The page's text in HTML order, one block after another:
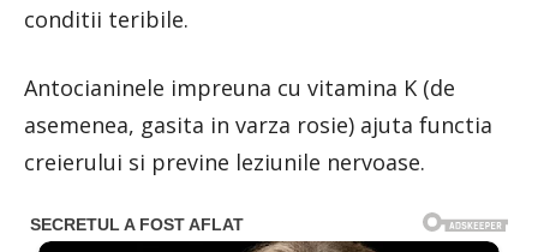
conditii teribile.
Antocianinele impreuna cu vitamina K (de
asemenea, gasita in varza rosie) ajuta functia
creierului si previne leziunile nervoase.